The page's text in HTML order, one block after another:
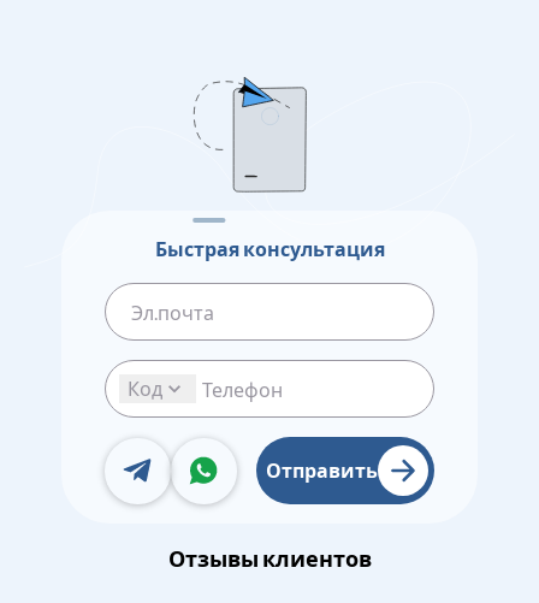
Быстрая консультация
Код
Отправить
Отзывы клиентов